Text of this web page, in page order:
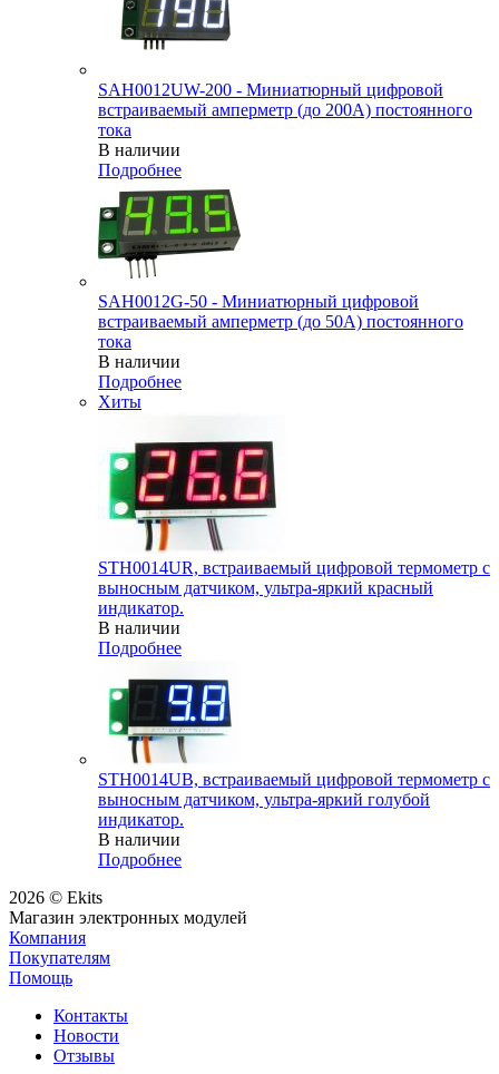
SAH0012UW-200 - Миниатюрный цифровой
встраиваемый амперметр (до 200А) постоянного
тока
В наличии
Подробнее
SAH0012G-50 - Миниатюрный цифровой
встраиваемый амперметр (до 50А) постоянного
тока
В наличии
Подробнее
Хиты
STH0014UR, встраиваемый цифровой термометр с
выносным датчиком, ультра-яркий красный
индикатор.
В наличии
Подробнее
STH0014UB, встраиваемый цифровой термометр с
выносным датчиком, ультра-яркий голубой
индикатор.
В наличии
Подробнее
2026 © Ekits
Магазин электронных модулей
Компания
Покупателям
Помощь
Контакты
Новости
Отзывы